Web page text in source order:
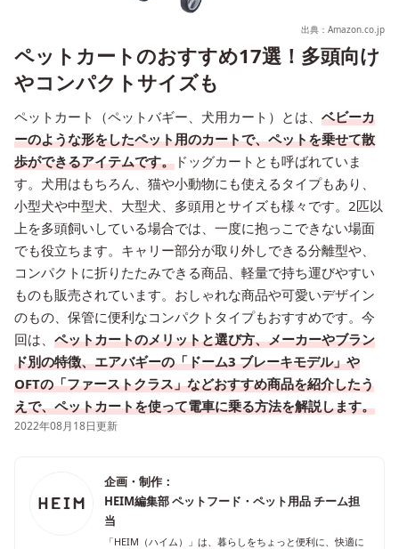
出典：Amazon.co.jp
ペットカートのおすすめ17選！多頭向け
やコンパクトサイズも
ペットカート（ペットバギー、犬用カート）とは、 ベビーカ
ーのような形をしたペット用のカートで、ペットを乗せて散
歩ができるアイテムです。 ドッグカートとも呼ばれていま
す。犬用はもちろん、猫や小動物にも使えるタイプもあり、
小型犬や中型犬、大型犬、多頭用とサイズも様々です。2匹以
上を多頭飼いしている場合では、一度に抱っこできない場面
でも役立ちます。キャリー部分が取り外しできる分離型や、
コンパクトに折りたたみできる商品、軽量で持ち運びやすい
ものも販売されています。おしゃれな商品や可愛いデザイン
のもの、保管に便利なコンパクトタイプもおすすめです。今
回は、 ペットカートのメリットと選び方、メーカーやブラン
ド別の特徴、エアバギーの「ドーム3 ブレーキモデル」や
OFTの「ファーストクラス」などおすすめ商品を紹介したう
えで、ペットカートを使って電車に乗る方法を解説します。
2022年08月18日更新
企画・制作：
HEIM編集部 ペットフード・ペット用品 チーム担
当
「HEIM（ハイム）」は、暮らしをちょっと便利に、快適に